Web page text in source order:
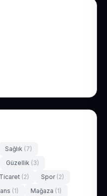
Sağlık (7)
Güzellik (3)
(2) Spor (2)
(1) Mağaza (1)